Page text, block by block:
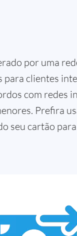
por uma
para clientes
com redes
Prefira
seu cartão